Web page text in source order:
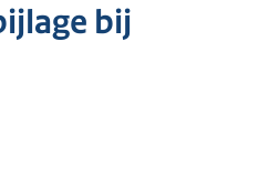
bij